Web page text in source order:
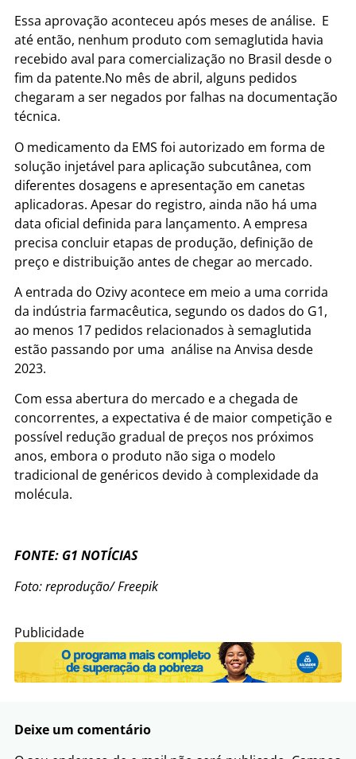
Essa aprovação aconteceu após meses de análise. E
até então, nenhum produto com semaglutida havia
recebido aval para comercialização no Brasil desde o
fim da patente.No mês de abril, alguns pedidos
chegaram a ser negados por falhas na documentação
técnica.
O medicamento da EMS foi autorizado em forma de
solução injetável para aplicação subcutânea, com
diferentes dosagens e apresentação em canetas
aplicadoras. Apesar do registro, ainda não há uma
data oficial definida para lançamento. A empresa
precisa concluir etapas de produção, definição de
preço e distribuição antes de chegar ao mercado.
A entrada do Ozivy acontece em meio a uma corrida
da indústria farmacêutica, segundo os dados do G1,
ao menos 17 pedidos relacionados à semaglutida
estão passando por uma análise na Anvisa desde
2023.
Com essa abertura do mercado e a chegada de
concorrentes, a expectativa é de maior competição e
possível redução gradual de preços nos próximos
anos, embora o produto não siga o modelo
tradicional de genéricos devido à complexidade da
molécula.
FONTE: G1 NOTÍCIAS
Foto: reprodução/ Freepik
Publicidade
Deixe um comentário